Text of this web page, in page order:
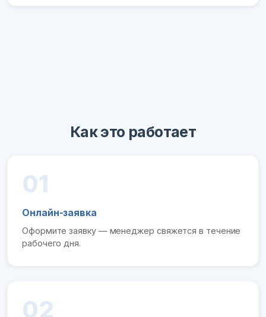
Как это работает
01
Онлайн-заявка
Оформите заявку — менеджер свяжется в течение
рабочего дня.
02